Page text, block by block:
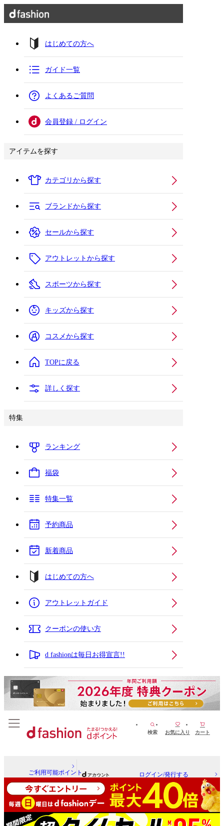
はじめての方へ
ガイド一覧
よくあるご質問
会員登録 / ログイン
アイテムを探す
カテゴリから探す
ブランドから探す
セールから探す
アウトレットから探す
スポーツから探す
キッズから探す
コスメから探す
TOPに戻る
詳しく探す
特集
ランキング
福袋
特集一覧
予約商品
新着商品
はじめての方へ
アウトレットガイド
クーポンの使い方
d fashionは毎日お得宣言!!
検索 お気に入り カート
ご利用可能ポイント ログイン/発行する